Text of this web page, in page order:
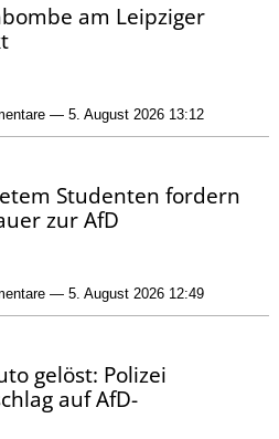
am Leipziger
— 5. August 2026 13:12
Studenten fordern
zur AfD
— 5. August 2026 12:49
gelöst: Polizei
auf AfD-